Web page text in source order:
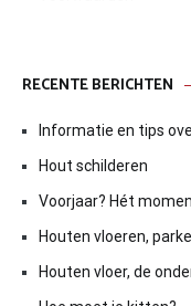
RECENTE BERICHTEN
Informatie en tips
Hout schilderen
Voorjaar? Hét
Houten vloeren,
Houten vloer, de